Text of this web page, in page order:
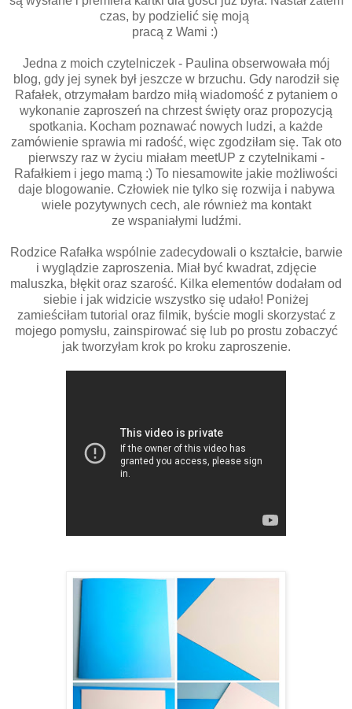
czas, by podzielić się moją
pracą z Wami :)
Jedna z moich czytelniczek - Paulina obserwowała mój
blog, gdy jej synek był jeszcze w brzuchu. Gdy narodził się
Rafałek, otrzymałam bardzo miłą wiadomość z pytaniem o
wykonanie zaproszeń na chrzest święty oraz propozycją
spotkania. Kocham poznawać nowych ludzi, a każde
zamówienie sprawia mi radość, więc zgodziłam się. Tak oto
pierwszy raz w życiu miałam meetUP z czytelnikami -
Rafałkiem i jego mamą :) To niesamowite jakie możliwości
daje blogowanie. Człowiek nie tylko się rozwija i nabywa
wiele pozytywnych cech, ale również ma kontakt
ze wspaniałymi ludźmi.
Rodzice Rafałka wspólnie zadecydowali o kształcie, barwie
i wyglądzie zaproszenia. Miał być kwadrat, zdjęcie
maluszka, błękit oraz szarość. Kilka elementów dodałam od
siebie i jak widzicie wszystko się udało! Poniżej
zamieściłam tutorial oraz filmik, byście mogli skorzystać z
mojego pomysłu, zainspirować się lub po prostu zobaczyć
jak tworzyłam krok po kroku zaproszenie.